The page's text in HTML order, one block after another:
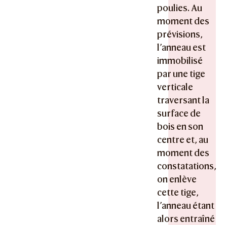
poulies. Au
moment des
prévisions,
l’anneau est
immobilisé
par une tige
verticale
traversant la
surface de
bois en son
centre et, au
moment des
constatations,
on enlève
cette tige,
l’anneau étant
alors entraîné